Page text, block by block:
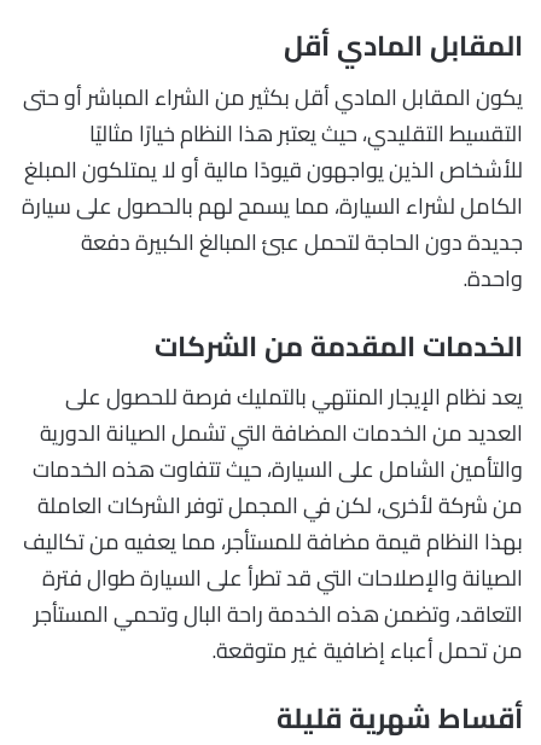
المقابل المادي أقل
يكون المقابل المادي أقل بكثير من الشراء المباشر أو حتى
التقسيط التقليدي، حيث يعتبر هذا النظام خيارًا مثاليًا
للأشخاص الذين يواجهون قيودًا مالية أو لا يمتلكون المبلغ
الكامل لشراء السيارة، مما يسمح لهم بالحصول على سيارة
جديدة دون الحاجة لتحمل عبئ المبالغ الكبيرة دفعة
واحدة.
الخدمات المقدمة من الشركات
يعد نظام الإيجار المنتهي بالتمليك فرصة للحصول على
العديد من الخدمات المضافة التي تشمل الصيانة الدورية
والتأمين الشامل على السيارة، حيث تتفاوت هذه الخدمات
من شركة لأخرى، لكن في المجمل توفر الشركات العاملة
بهذا النظام قيمة مضافة للمستأجر، مما يعفيه من تكاليف
الصيانة والإصلاحات التي قد تطرأ على السيارة طوال فترة
التعاقد، وتضمن هذه الخدمة راحة البال وتحمي المستأجر
من تحمل أعباء إضافية غير متوقعة.
أقساط شهرية قليلة